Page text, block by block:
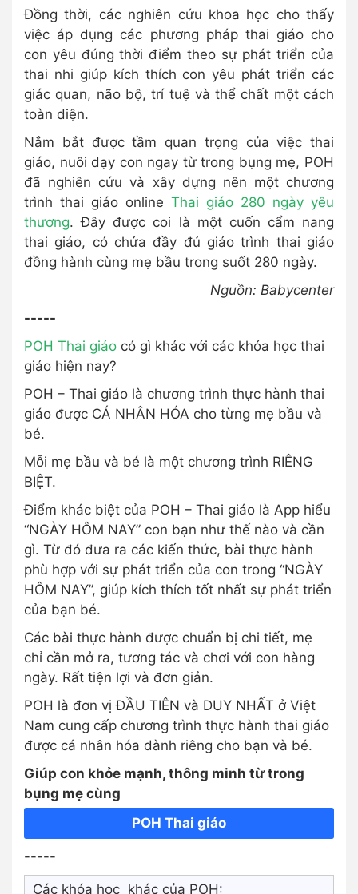
Đồng thời, các nghiên cứu khoa học cho thấy
việc áp dụng các phương pháp thai giáo cho
con yêu đúng thời điểm theo sự phát triển của
thai nhi giúp kích thích con yêu phát triển các
giác quan, não bộ, trí tuệ và thể chất một cách
toàn diện.
Nắm bắt được tầm quan trọng của việc thai
giáo, nuôi dạy con ngay từ trong bụng mẹ, POH
đã nghiên cứu và xây dựng nên một chương
trình thai giáo online Thai giáo 280 ngày yêu
thương. Đây được coi là một cuốn cẩm nang
thai giáo, có chứa đầy đủ giáo trình thai giáo
đồng hành cùng mẹ bầu trong suốt 280 ngày.
Nguồn: Babycenter
-----
POH Thai giáo có gì khác với các khóa học thai
giáo hiện nay?
POH – Thai giáo là chương trình thực hành thai
giáo được CÁ NHÂN HÓA cho từng mẹ bầu và
bé.
Mỗi mẹ bầu và bé là một chương trình RIÊNG
BIỆT.
Điểm khác biệt của POH – Thai giáo là App hiểu
“NGÀY HÔM NAY” con bạn như thế nào và cần
gì. Từ đó đưa ra các kiến thức, bài thực hành
phù hợp với sự phát triển của con trong “NGÀY
HÔM NAY”, giúp kích thích tốt nhất sự phát triển
của bạn bé.
Các bài thực hành được chuẩn bị chi tiết, mẹ
chỉ cần mở ra, tương tác và chơi với con hàng
ngày. Rất tiện lợi và đơn giản.
POH là đơn vị ĐẦU TIÊN và DUY NHẤT ở Việt
Nam cung cấp chương trình thực hành thai giáo
được cá nhân hóa dành riêng cho bạn và bé.
Giúp con khỏe mạnh, thông minh từ trong
bụng mẹ cùng
POH Thai giáo
-----
Các khóa học khác của POH: